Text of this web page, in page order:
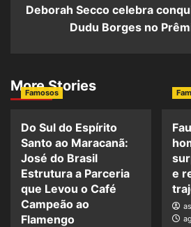
Deborah Secco celebra
Dudu Borges no
More Stories
Famosos
Do Sul do Espírito
Santo ao Maracanã:
José do Brasil
Estrutura a Parceria
que Levou o Café
Campeão ao
Flamengo
e